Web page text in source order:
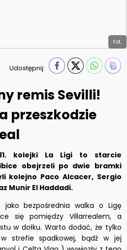
fot.
Udostępnij:
remis Sevilli!
przeszkodzie
kolejki La Ligi to starcie
obejrzeli po dwie bramki
kolejno Paco Alcacer, Sergio
Munir El Haddadi.
bezpośrednia walka o Ligę
się pomiędzy Villarrealem, a
w dołku. Warto dodać, że tylko
strefie spadkowej, bądź w jej